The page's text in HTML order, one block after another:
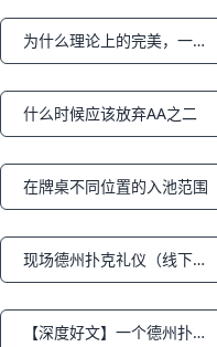
Notifications 为什么理论上的完美，一经历实战的检验就会发生这样大的偏差呢
Notifications
什么时候应该放弃AA之二
Notifications
在牌桌不同位置的入池范围
Notifications 现场德州扑克礼仪（线下牌局）
Notifications 【深度好文】一个德州扑克高手眼中的交易风险（part6）